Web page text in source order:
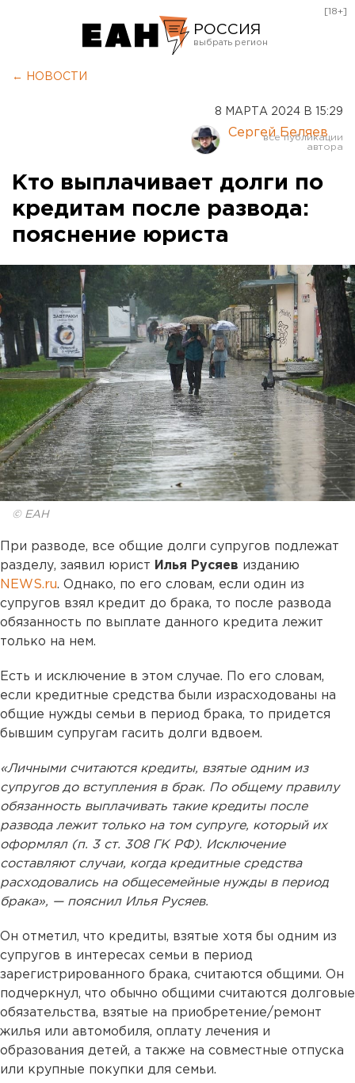
РОССИЯ
Курган
Оренбург
[18+]
← НОВОСТИ
8 МАРТА 2024 В 15:29
Сергей Беляев
Кто выплачивает долги по
кредитам после развода:
пояснение юриста
© ЕАН
При разводе, все общие долги супругов подлежат
разделу, заявил юрист Илья Русяев изданию
NEWS.ru. Однако, по его словам, если один из
супругов взял кредит до брака, то после развода
обязанность по выплате данного кредита лежит
только на нем.
Есть и исключение в этом случае. По его словам,
если кредитные средства были израсходованы на
общие нужды семьи в период брака, то придется
бывшим супругам гасить долги вдвоем.
«Личными считаются кредиты, взятые одним из
супругов до вступления в брак. По общему правилу
обязанность выплачивать такие кредиты после
развода лежит только на том супруге, который их
оформлял (п. 3 ст. 308 ГК РФ). Исключение
составляют случаи, когда кредитные средства
расходовались на общесемейные нужды в период
брака», — пояснил Илья Русяев.
Он отметил, что кредиты, взятые хотя бы одним из
супругов в интересах семьи в период
зарегистрированного брака, считаются общими. Он
подчеркнул, что обычно общими считаются долговые
обязательства, взятые на приобретение/ремонт
жилья или автомобиля, оплату лечения и
образования детей, а также на совместные отпуска
или крупные покупки для семьи.